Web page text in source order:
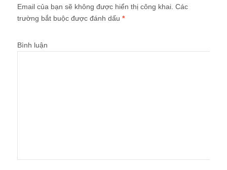
Email của bạn sẽ không được hiển thị công khai. Các
trường bắt buộc được đánh dấu *
Bình luận